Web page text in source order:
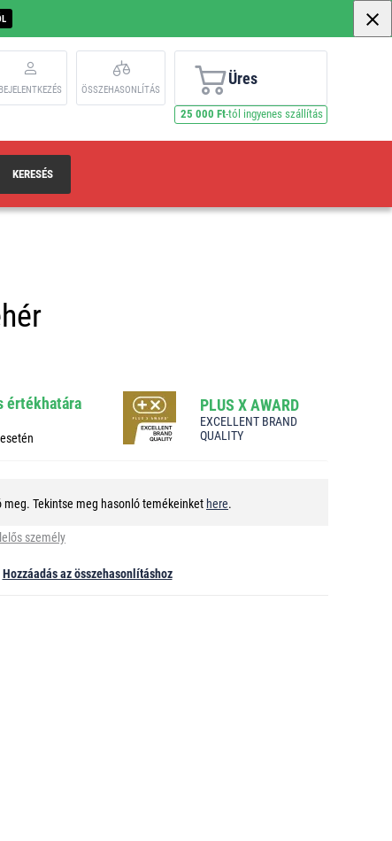
BEJELENTKEZÉS ÖSSZEHASONLÍTÁS
Üres
25 000 Ft-tól ingyenes szállítás
KERESÉS
értékhatára
PLUS X AWARD
EXCELLENT BRAND
QUALITY
Tekintse meg hasonló temékeinket here.
személy
Hozzáadás az összehasonlításhoz